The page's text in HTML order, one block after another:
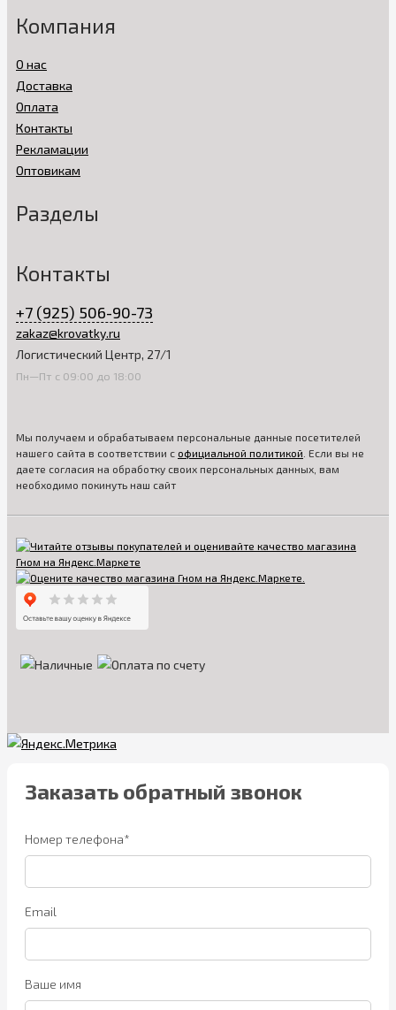
Компания
О нас
Доставка
Оплата
Контакты
Рекламации
Оптовикам
Разделы
Контакты
+7 (925) 506-90-73
zakaz@krovatky.ru
Логистический Центр, 27/1
Пн—Пт с 09:00 до 18:00
Мы получаем и обрабатываем персональные данные посетителей
нашего сайта в соответствии с официальной политикой . Если вы не
даете согласия на обработку своих персональных данных, вам
необходимо покинуть наш сайт
Заказать обратный звонок
Номер телефона*
Email
Ваше имя